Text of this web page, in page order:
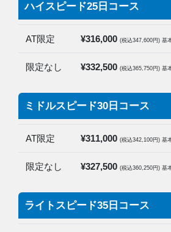
ハイスピード25日コース
AT限定 ¥316,000 (税込347,600円) 基
限定なし ¥332,500 (税込365,750円) 基
ミドルスピード30日コース
AT限定 ¥311,000 (税込342,100円) 基
限定なし ¥327,500 (税込360,250円) 基
ライトスピード35日コース